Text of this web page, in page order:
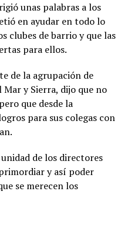
unas palabras a los
en ayudar en todo lo
clubes de barrio y que las
para ellos.
de la agrupación de
y Sierra, dijo que no
que desde la
para sus colegas con
de los directores
y así poder
se merecen los